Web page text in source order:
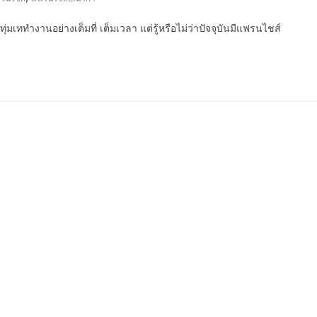
เททำงานอย่างเต็มที่ เต็มเวลา แต่รู้หรือไม่ว่าปัจจุบันมีแฟรนไชส์